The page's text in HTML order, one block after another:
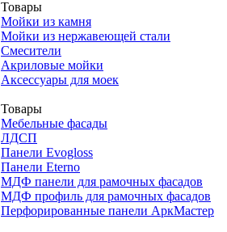
Товары
Мойки из камня
Мойки из нержавеющей стали
Смесители
Акриловые мойки
Аксессуары для моек
Товары
Мебельные фасады
ЛДСП
Панели Evogloss
Панели Eterno
МДФ панели для рамочных фасадов
МДФ профиль для рамочных фасадов
Перфорированные панели АркМастер